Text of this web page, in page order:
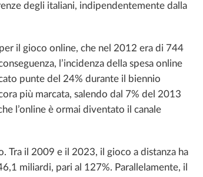
degli italiani, indipendentemente dalla
il gioco online, che nel 2012 era di 744
l’incidenza della spesa online
punte del 24% durante il biennio
più marcata, salendo dal 7% del 2013
l’online è ormai diventato il canale
Tra il 2009 e il 2023, il gioco a distanza ha
miliardi, pari al 127%. Parallelamente, il